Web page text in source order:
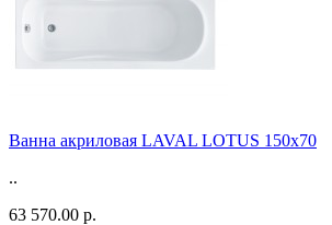
Ванна акриловая LAVAL LOTUS 150x70
..
63 570.00 р.